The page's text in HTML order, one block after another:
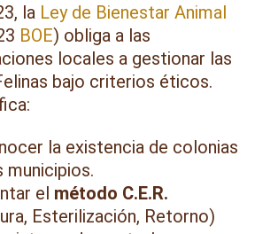
la Ley de Bienestar Animal
BOE) obliga a las
locales a gestionar las
bajo criterios éticos.
la existencia de colonias
municipios.
el método C.E.R.
Esterilización, Retorno)